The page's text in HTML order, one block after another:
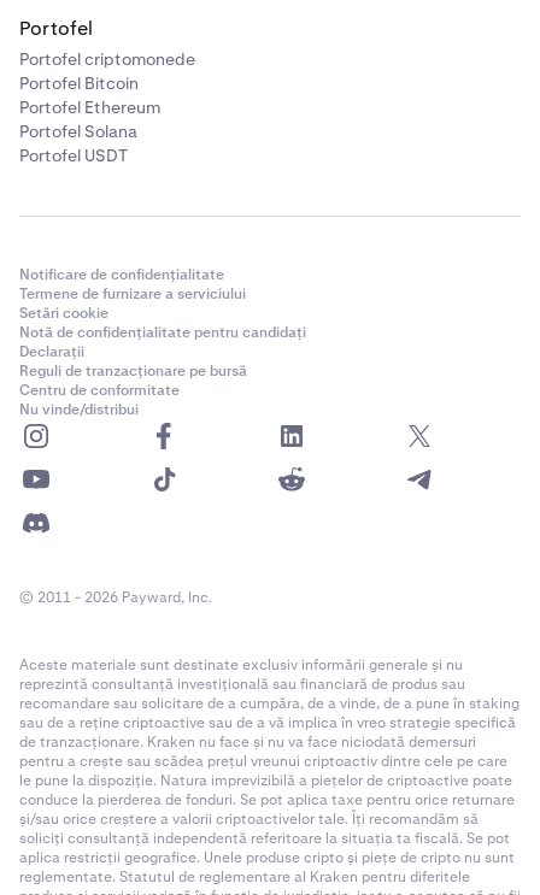
Portofel
Portofel criptomonede
Portofel Bitcoin
Portofel Ethereum
Portofel Solana
Portofel USDT
Notificare de confidențialitate
Termene de furnizare a serviciului
Setări cookie
Notă de confidențialitate pentru candidați
Declarații
Reguli de tranzacționare pe bursă
Centru de conformitate
Nu vinde/distribui
© 2011 - 2026 Payward, Inc.
Aceste materiale sunt destinate exclusiv informării generale și nu
reprezintă consultanță investițională sau financiară de produs sau
recomandare sau solicitare de a cumpăra, de a vinde, de a pune în staking
sau de a reține criptoactive sau de a vă implica în vreo strategie specifică
de tranzacționare. Kraken nu face și nu va face niciodată demersuri
pentru a crește sau scădea prețul vreunui criptoactiv dintre cele pe care
le pune la dispoziție. Natura imprevizibilă a piețelor de criptoactive poate
conduce la pierderea de fonduri. Se pot aplica taxe pentru orice returnare
și/sau orice creștere a valorii criptoactivelor tale. Îți recomandăm să
soliciți consultanță independentă referitoare la situația ta fiscală. Se pot
aplica restricții geografice. Unele produse cripto și piețe de cripto nu sunt
reglementate. Statutul de reglementare al Kraken pentru diferitele